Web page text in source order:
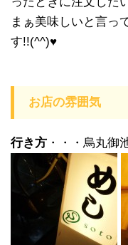
まぁ美味しいと言っ
す!!(^^)♥
お店の雰囲気
行き方 ・・・烏丸御